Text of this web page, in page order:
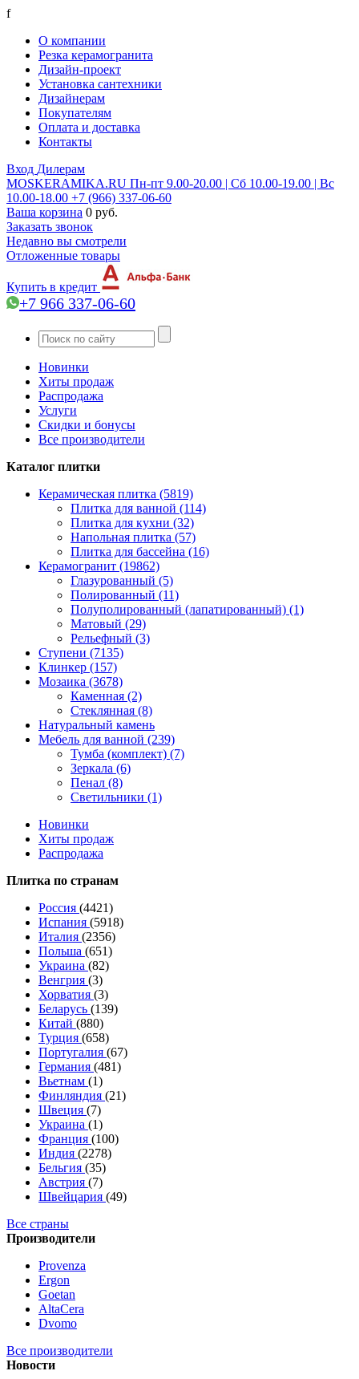
f
О компании
Резка керамогранита
Дизайн-проект
Установка сантехники
Дизайнерам
Покупателям
Оплата и доставка
Контакты
Вход Дилерам
MOSKERAMIKA.RU Пн-пт 9.00-20.00 | Сб 10.00-19.00 | Вс
10.00-18.00 +7 (966) 337-06-60
Ваша корзина 0 руб.
Заказать звонок
Недавно вы смотрели
Отложенные товары
Купить в кредит
+7 966 337-06-60
Новинки
Хиты продаж
Распродажа
Услуги
Скидки и бонусы
Все производители
Каталог плитки
Керамическая плитка (5819)
Плитка для ванной (114)
Плитка для кухни (32)
Напольная плитка (57)
Плитка для бассейна (16)
Керамогранит (19862)
Глазурованный (5)
Полированный (11)
Полуполированный (лапатированный) (1)
Матовый (29)
Рельефный (3)
Ступени (7135)
Клинкер (157)
Мозаика (3678)
Каменная (2)
Стеклянная (8)
Натуральный камень
Мебель для ванной (239)
Тумба (комплект) (7)
Зеркала (6)
Пенал (8)
Светильники (1)
Новинки
Хиты продаж
Распродажа
Плитка по странам
Россия (4421)
Испания (5918)
Италия (2356)
Польша (651)
Украина (82)
Венгрия (3)
Хорватия (3)
Беларусь (139)
Китай (880)
Турция (658)
Португалия (67)
Германия (481)
Вьетнам (1)
Финляндия (21)
Швеция (7)
Украина (1)
Франция (100)
Индия (2278)
Бельгия (35)
Австрия (7)
Швейцария (49)
Все страны
Производители
Provenza
Ergon
Goetan
AltaСera
Dvomo
Все производители
Новости